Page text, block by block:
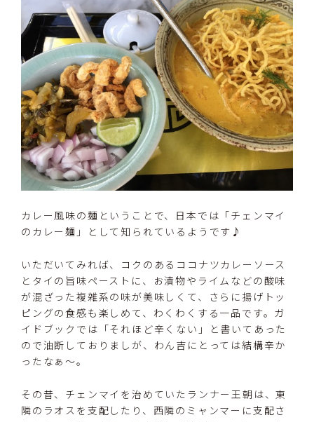
カレー風味の麺ということで、日本では「チェンマイ
のカレー麺」として知られているようです♪
いただいてみれば、コクのあるココナツカレーソース
とタイの旨味ペーストに、お漬物やライムなどの酸味
が混ざった複雑系の味が美味しくて、さらに揚げトッ
ピングの食感も楽しめて、わくわくする一品です。ガ
イドブックでは「それほど辛くない」と書いてあった
ので油断しておりましが、わん吉にとっては結構辛か
ったなぁ〜。
その昔、チェンマイを治めていたランナー王朝は、東
隣のラオスを支配したり、西隣のミャンマーに支配さ